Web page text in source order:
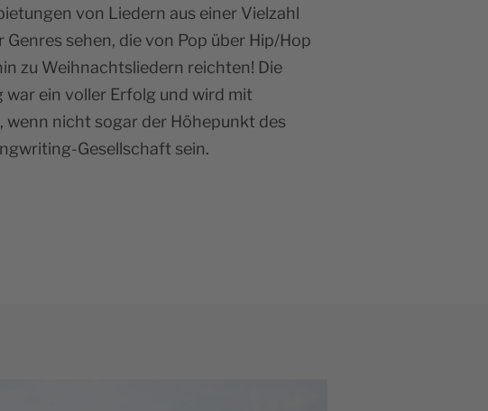
von Liedern aus einer Vielzahl
Genres sehen, die von Pop über Hip/Hop
zu Weihnachtsliedern reichten! Die
war ein voller Erfolg und wird mit
wenn nicht sogar der Höhepunkt des
Gesellschaft sein.